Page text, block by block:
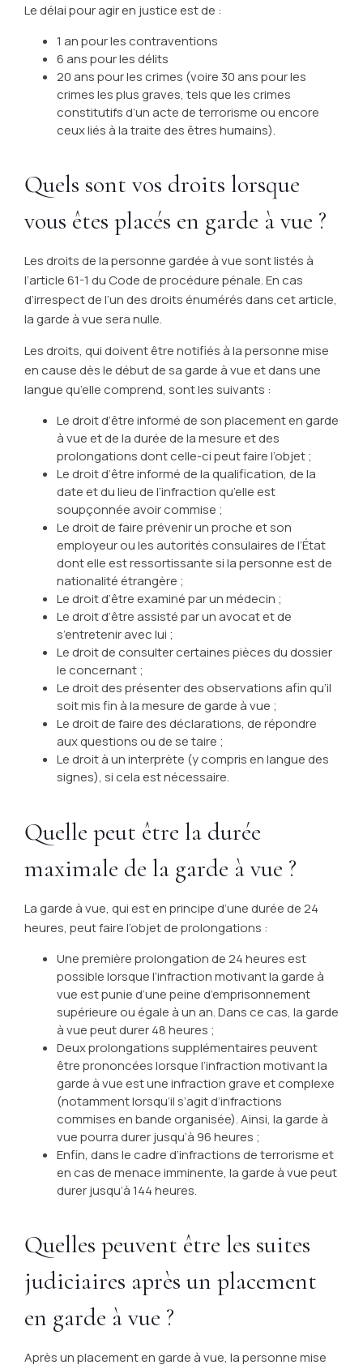
Le délai pour agir en justice est de :
1 an pour les contraventions
6 ans pour les délits
20 ans pour les crimes (voire 30 ans pour les
crimes les plus graves, tels que les crimes
constitutifs d’un acte de terrorisme ou encore
ceux liés à la traite des êtres humains).
Quels sont vos droits lorsque
vous êtes placés en garde à vue ?
Les droits de la personne gardée à vue sont listés à
l’article 61-1 du Code de procédure pénale. En cas
d’irrespect de l’un des droits énumérés dans cet article,
la garde à vue sera nulle.
Les droits, qui doivent être notifiés à la personne mise
en cause dès le début de sa garde à vue et dans une
langue qu’elle comprend, sont les suivants :
Le droit d’être informé de son placement en garde
à vue et de la durée de la mesure et des
prolongations dont celle-ci peut faire l’objet ;
Le droit d’être informé de la qualification, de la
date et du lieu de l’infraction qu’elle est
soupçonnée avoir commise ;
Le droit de faire prévenir un proche et son
employeur ou les autorités consulaires de l’État
dont elle est ressortissante si la personne est de
nationalité étrangère ;
Le droit d’être examiné par un médecin ;
Le droit d’être assisté par un avocat et de
s’entretenir avec lui ;
Le droit de consulter certaines pièces du dossier
le concernant ;
Le droit des présenter des observations afin qu’il
soit mis fin à la mesure de garde à vue ;
Le droit de faire des déclarations, de répondre
aux questions ou de se taire ;
Le droit à un interprète (y compris en langue des
signes), si cela est nécessaire.
Quelle peut être la durée
maximale de la garde à vue ?
La garde à vue, qui est en principe d’une durée de 24
heures, peut faire l’objet de prolongations :
Une première prolongation de 24 heures est
possible lorsque l’infraction motivant la garde à
vue est punie d’une peine d’emprisonnement
supérieure ou égale à un an. Dans ce cas, la garde
à vue peut durer 48 heures ;
Deux prolongations supplémentaires peuvent
être prononcées lorsque l’infraction motivant la
garde à vue est une infraction grave et complexe
(notamment lorsqu’il s’agit d’infractions
commises en bande organisée). Ainsi, la garde à
vue pourra durer jusqu’à 96 heures ;
Enfin, dans le cadre d’infractions de terrorisme et
en cas de menace imminente, la garde à vue peut
durer jusqu’à 144 heures.
Quelles peuvent être les suites
judiciaires après un placement
en garde à vue ?
Après un placement en garde à vue, la personne mise